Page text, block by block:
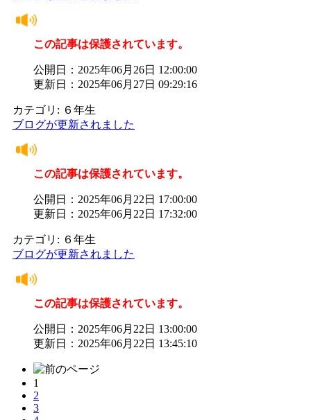
この記事は保護されています。
公開日：2025年06月26日 12:00:00
更新日：2025年06月27日 09:29:16
カテゴリ: ６年生
ブログが更新されました
この記事は保護されています。
公開日：2025年06月22日 17:00:00
更新日：2025年06月22日 17:32:00
カテゴリ: ６年生
ブログが更新されました
この記事は保護されています。
公開日：2025年06月22日 13:00:00
更新日：2025年06月22日 13:45:10
1
2
3